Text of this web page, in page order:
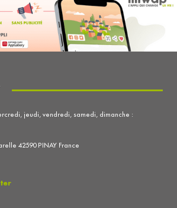
42590 PINAY France
jeudi, vendredi, samedi, dimanche :